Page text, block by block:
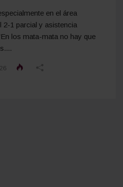
en el área
2-1 parcial y asistencia
los mata-mata no hay que